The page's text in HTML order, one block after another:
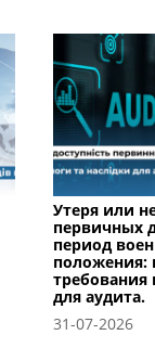
Утеря или
первичных
период
положения:
требования
для аудита.
31-07-2026